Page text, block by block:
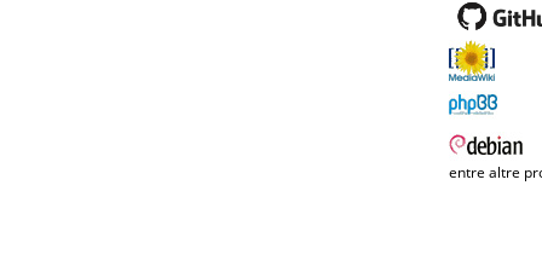
entre altre